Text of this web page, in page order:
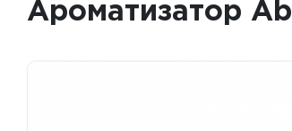
Ароматизатор